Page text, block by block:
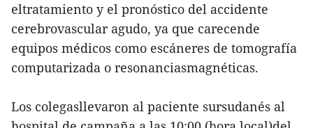
eltratamiento y el pronóstico del accidente
cerebrovascular agudo, ya que carecende
equipos médicos como escáneres de tomografía
computarizada o resonanciasmagnéticas.
Los colegasllevaron al paciente sursudanés al